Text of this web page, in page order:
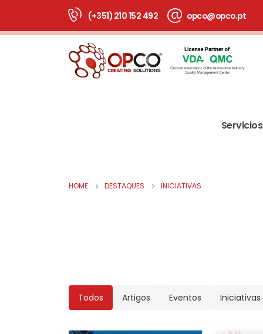
(+351) 210 152 492 opco@opco.pt
Servicios
HOME DESTAQUES INICIATIVAS
Todos Artigos Eventos Iniciativas